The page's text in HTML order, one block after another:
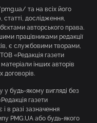
та на всіх його
статті, дослідження,
авторського права.
працівниками редакції
є службовими творами,
«Редакція газети
інших авторів
договорів.
у будь-якому вигляді без
газети
в разі зазначення
PMG.UA або будь-якого